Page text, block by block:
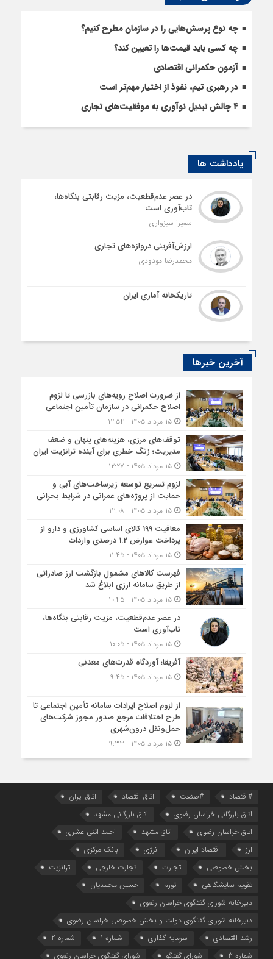
چه نوع پرسش‌هایی را در سازمان مطرح کنیم؟
چه کسی باید قیمت‌ها را تعیین کند؟
آزمون حکمرانی اقتصادی
در رهبری تیم، نفوذ از اختیار مهم‌تر است
۴ چالش تبدیل نوآوری به موفقیت‌های تجاری
یادداشت ها
در عصر عدم‌قطعیت، مزیت رقابتی بنگاه‌ها،
تاب‌آوری است
سمیرا سبزواری
ارزش‌آفرینی دروازه‌های تجاری
محمدرضا مودودی
تاریکخانه آماری ایران
آخرین خبرها
از ضرورت اصلاح رویه‌های بازرسی تا لزوم
اصلاح حکمرانی در سازمان تأمین اجتماعی
۱۵ مرداد ۱۴۰۵ - ۱۲:۵۴
توقف‌های مرزی، هزینه‌های پنهان و ضعف
مدیریت؛ زنگ خطری برای آینده ترانزیت ایران
۱۵ مرداد ۱۴۰۵ - ۱۲:۲۷
لزوم تسریع توسعه زیرساخت‌های آبی و
حمایت از پروژه‌های عمرانی در شرایط بحرانی
۱۵ مرداد ۱۴۰۵ - ۱۲:۰۸
معافیت 199 کالای اساسی کشاورزی و دارو از
پرداخت عوارض 1.2 درصدی واردات
۱۵ مرداد ۱۴۰۵ - ۱۱:۴۵
فهرست کالاهای مشمول بازگشت ارز صادراتی
از طریق سامانه ارزی ابلاغ شد
۱۵ مرداد ۱۴۰۵ - ۱۰:۴۵
در عصر عدم‌قطعیت، مزیت رقابتی بنگاه‌ها،
تاب‌آوری است
۱۵ مرداد ۱۴۰۵ - ۱۰:۰۵
آفریقا؛ آوردگاه قدرت‌های معدنی
۱۵ مرداد ۱۴۰۵ - ۹:۴۵
از لزوم اصلاح ایرادات سامانه تأمین اجتماعی تا
طرح اختلافات مرجع صدور مجوز شرکت‌های
حمل‌ونقل درون‌شهری
۱۵ مرداد ۱۴۰۵ - ۹:۳۳
#اقتصاد #صنعت اتاق اقتصاد
اتاق ایران
اتاق بازرگانی خراسان رضوی
اتاق بازرگانی مشهد
اتاق خراسان رضوی
اتاق مشهد
احمد اثنی عشری
ارز
اقتصاد ایران انرژی
بانک مرکزی
بخش خصوصی
تجارت تجارت خارجی
ترانزیت
تقویم نمایشگاهی
تورم
حسین محمدیان
دبیرخانه شورای گفتگوی خراسان رضوی
دبیرخانه شورای گفتگوی دولت و بخش خصوصی خراسان رضوی
رشد اقتصادی
سرمایه گذاری شماره 1
شماره 2
شماره 3
شورای گفتگو شورای گفتگوی خراسان رضوی